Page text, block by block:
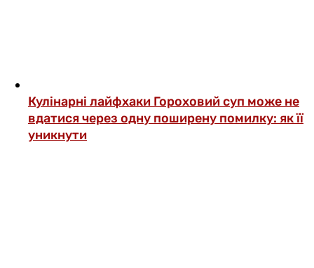
Кулінарні лайфхаки Гороховий суп може не
вдатися через одну поширену помилку: як її
уникнути